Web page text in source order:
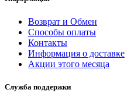
Возврат и Обмен
Способы оплаты
Контакты
Информация о доставке
Акции этого месяца
Служба поддержки